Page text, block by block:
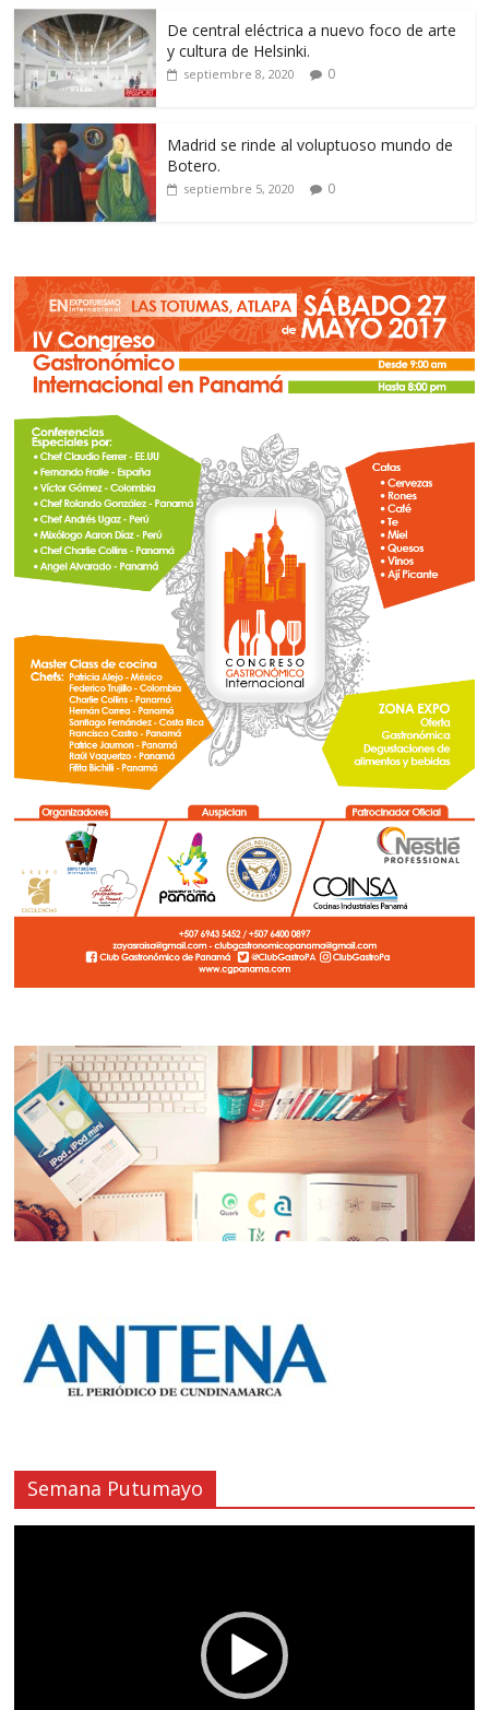
De central eléctrica a nuevo foco de arte
y cultura de Helsinki.
septiembre 8, 2020 0
Madrid se rinde al voluptuoso mundo de
Botero.
septiembre 5, 2020 0
Semana Putumayo